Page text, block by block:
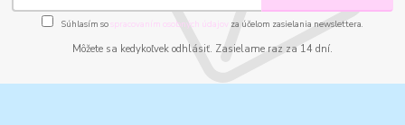
Súhlasím sospracovaním osobných údajov za účelom zasielania newslettera.
Môžete sa kedykoľvek odhlásiť. Zasielame raz za 14 dní.